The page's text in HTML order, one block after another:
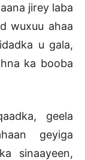
jirey laba
wuxuu ahaa
u gala,
ka booba
geela
geyiga
sinaayeen,